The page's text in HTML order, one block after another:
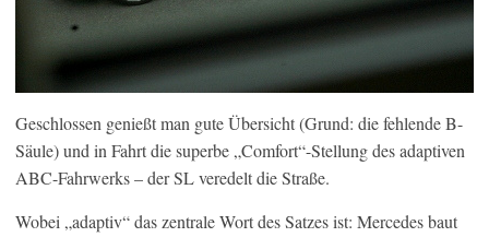
Geschlossen genießt man gute Übersicht (Grund: die fehlende B-
Säule) und in Fahrt die superbe „Comfort“-Stellung des adaptiven
ABC-Fahrwerks – der SL veredelt die Straße.
Wobei „adaptiv“ das zentrale Wort des Satzes ist: Mercedes baut